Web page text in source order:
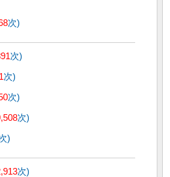
次)
次)
次)
次)
次)
)
次)